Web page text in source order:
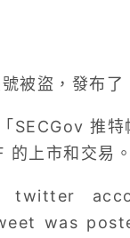
被盜，發布
SECGov 推特
上市和交易。
twitter
was